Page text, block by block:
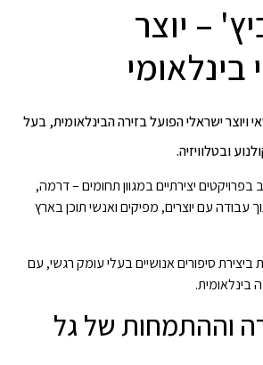
– יוצר
בינלאומי
ויוצר ישראלי הפועל בזירה הבינלאומית, בעל
ובטלוויזיה.
יצירתיים במגוון תחומים – דרמה,
עבודה עם יוצרים, מפיקים ואנשי תוכן בארץ
סיפורים אנושיים בעלי עומק רגשי, עם
בינלאומית.
וההתמחות של גל